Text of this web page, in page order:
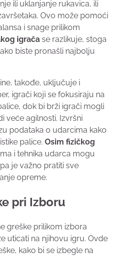
ili uklanjanje rukavica, ili
Ovo može pomoći
i snage prilikom
igrača se razlikuje, stoga
biste pronašli najbolju
takođe, uključuje i
igrači koji se fokusiraju na
dok bi brži igrači mogli
veće agilnosti. Izvršni
podataka o udarcima kako
palice. Osim fizičkog
i tehnika udarca mogu
je važno pratiti sve
opreme.
pri Izboru
greške prilikom izbora
uticati na njihovu igru. Ovde
kako bi se izbegle na